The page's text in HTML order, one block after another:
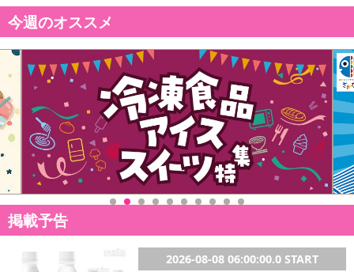
今週のオススメ
掲載予告
2026-08-08 06:00:00.0 START